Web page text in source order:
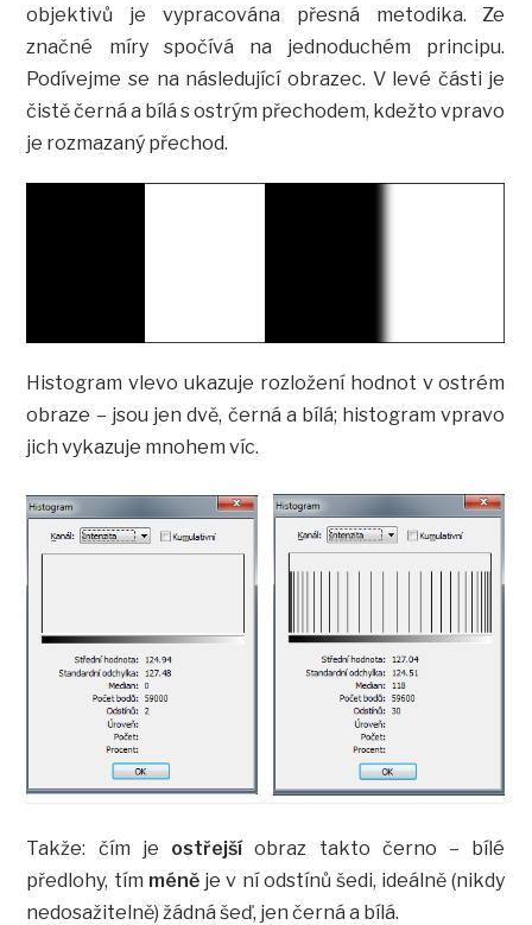
objektivů je vypracována přesná metodika. Ze
značné míry spočívá na jednoduchém principu.
Podívejme se na následující obrazec. V levé části je
čistě černá a bílá s ostrým přechodem, kdežto vpravo
je rozmazaný přechod.
Histogram vlevo ukazuje rozložení hodnot v ostrém
obraze – jsou jen dvě, černá a bílá; histogram vpravo
jich vykazuje mnohem víc.
Takže: čím je ostřejšíobraz takto černo – bílé
předlohy, tím méněje v ní odstínů šedi, ideálně (nikdy
nedosažitelně) žádná šeď, jen černá a bílá.